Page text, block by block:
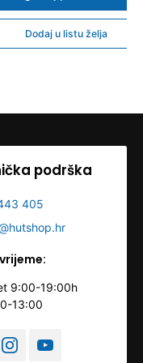
Dodaj u listu želja
podrška
405
9:00-19:00h
13:00